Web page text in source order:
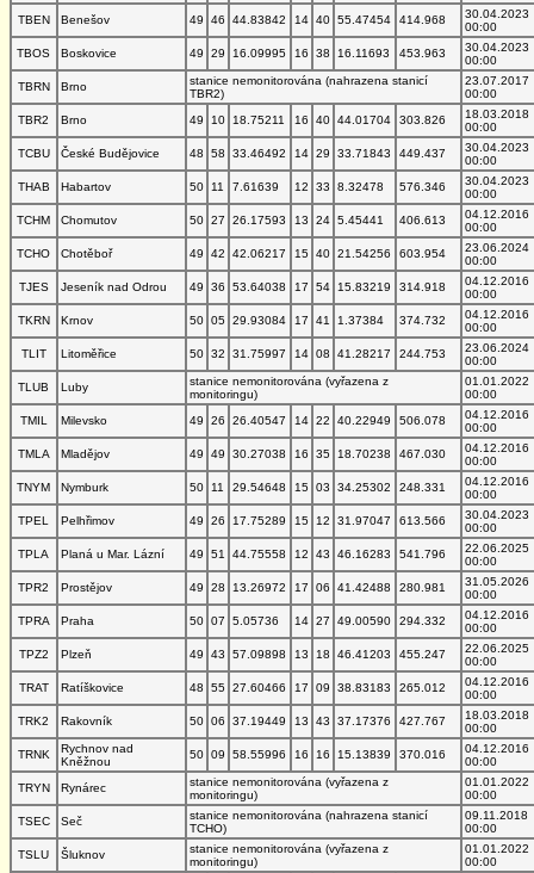
TBEN
Benešov 49 46 44.83842 14 40 55.47454 414.968
30.04.2023
00:00
TBOS
Boskovice 49 29 16.09995 16 38 16.11693 453.963
30.04.2023
00:00
TBRN
Brno
stanice nemonitorována (nahrazena stanicí
TBR2)
23.07.2017
00:00
TBR2
Brno 49 10 18.75211 16 40 44.01704 303.826
18.03.2018
00:00
TCBU
České Budějovice 48 58 33.46492 14 29 33.71843 449.437
30.04.2023
00:00
THAB
Habartov 50 11 7.61639 12 33 8.32478 576.346
30.04.2023
00:00
TCHM
Chomutov 50 27 26.17593 13 24 5.45441 406.613
04.12.2016
00:00
TCHO
Chotěboř 49 42 42.06217 15 40 21.54256 603.954
23.06.2024
00:00
TJES
Jeseník nad Odrou 49 36 53.64038 17 54 15.83219 314.918
04.12.2016
00:00
TKRN
Krnov 50 05 29.93084 17 41 1.37384 374.732
04.12.2016
00:00
TLIT
Litoměřice 50 32 31.75997 14 08 41.28217 244.753
23.06.2024
00:00
TLUB
Luby
stanice nemonitorována (vyřazena z
monitoringu)
01.01.2022
00:00
TMIL
Milevsko 49 26 26.40547 14 22 40.22949 506.078
04.12.2016
00:00
TMLA
Mladějov 49 49 30.27038 16 35 18.70238 467.030
04.12.2016
00:00
TNYM
Nymburk 50 11 29.54648 15 03 34.25302 248.331
04.12.2016
00:00
TPEL
Pelhřimov 49 26 17.75289 15 12 31.97047 613.566
30.04.2023
00:00
TPLA
Planá u Mar. Lázní 49 51 44.75558 12 43 46.16283 541.796
22.06.2025
00:00
TPR2
Prostějov 49 28 13.26972 17 06 41.42488 280.981
31.05.2026
00:00
TPRA
Praha 50 07 5.05736 14 27 49.00590 294.332
04.12.2016
00:00
TPZ2
Plzeň 49 43 57.09898 13 18 46.41203 455.247
22.06.2025
00:00
TRAT
Ratíškovice 48 55 27.60466 17 09 38.83183 265.012
04.12.2016
00:00
TRK2
Rakovník 50 06 37.19449 13 43 37.17376 427.767
18.03.2018
00:00
TRNK
Rychnov nad
Kněžnou
50 09 58.55996 16 16 15.13839 370.016
04.12.2016
00:00
TRYN
Rynárec
stanice nemonitorována (vyřazena z
monitoringu)
01.01.2022
00:00
TSEC
Seč
stanice nemonitorována (nahrazena stanicí
TCHO)
09.11.2018
00:00
TSLU
Šluknov
stanice nemonitorována (vyřazena z
monitoringu)
01.01.2022
00:00